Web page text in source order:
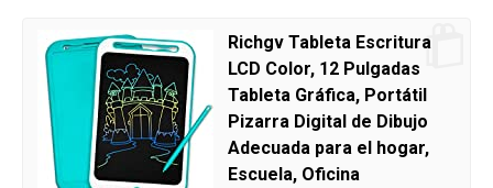
Richgv Tableta Escritura
LCD Color, 12 Pulgadas
Tableta Gráfica, Portátil
Pizarra Digital de Dibujo
Adecuada para el hogar,
Escuela, Oficina